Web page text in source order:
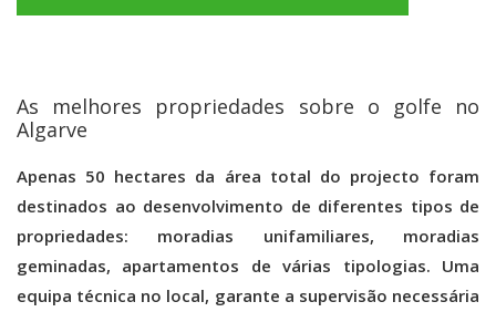
As melhores propriedades sobre o golfe no
Algarve
Apenas 50 hectares da área total do projecto foram
destinados ao desenvolvimento de diferentes tipos de
propriedades: moradias unifamiliares, moradias
geminadas, apartamentos de várias tipologias. Uma
equipa técnica no local, garante a supervisão necessária